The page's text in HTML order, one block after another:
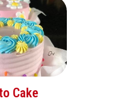
Cake